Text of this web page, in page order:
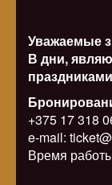
Уважаемые
В дни,
+375 17 318
e-mail:
Время